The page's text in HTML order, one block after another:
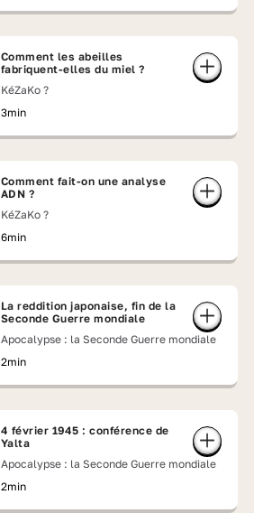
Comment les abeilles
fabriquent-elles du miel ?
KéZaKo ?
3min
Comment fait-on une analyse
ADN ?
KéZaKo ?
6min
La reddition japonaise, fin de la
Seconde Guerre mondiale
Apocalypse : la Seconde Guerre mondiale
2min
4 février 1945 : conférence de
Yalta
Apocalypse : la Seconde Guerre mondiale
2min